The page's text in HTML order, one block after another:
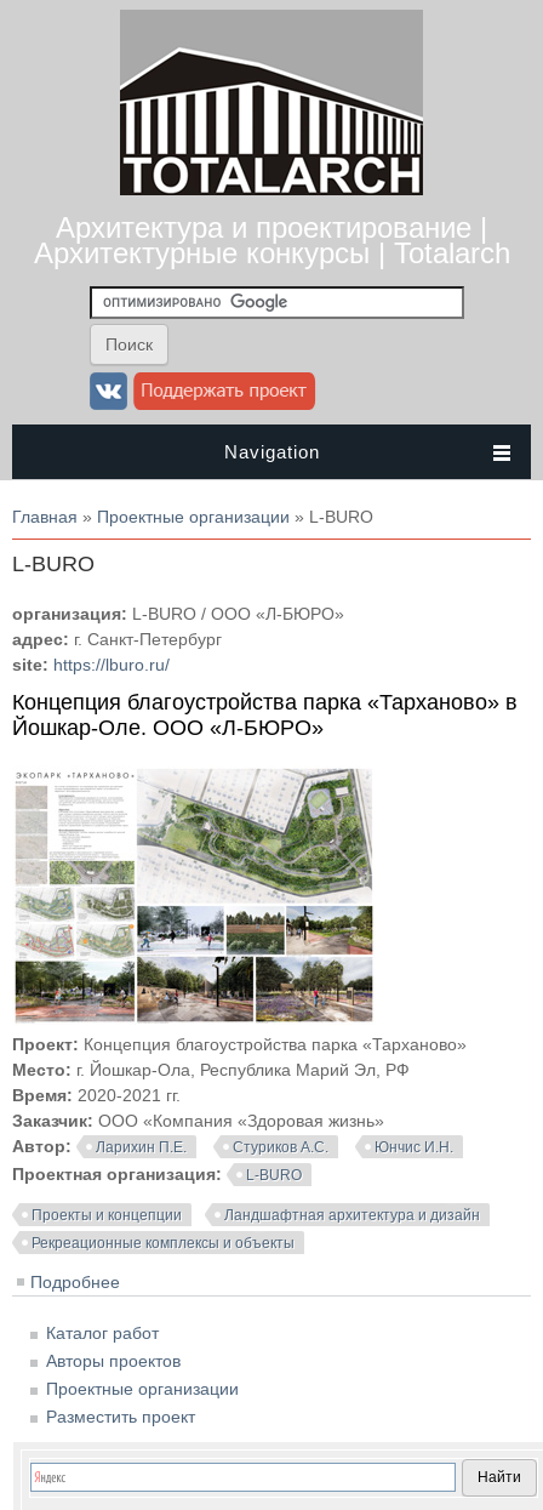
Архитектура и проектирование |
Архитектурные конкурсы | Totalarch
Navigation
Вы здесь
Главная » Проектные организации » L-BURO
L-BURO
организация: L-BURO / ООО «Л-БЮРО»
адрес: г. Санкт-Петербург
site: https://lburo.ru/
Концепция благоустройства парка «Тарханово» в
Йошкар-Оле. ООО «Л-БЮРО»
Проект: Концепция благоустройства парка «Тарханово»
Место: г. Йошкар-Ола, Республика Марий Эл, РФ
Время: 2020-2021 гг.
Заказчик: ООО «Компания «Здоровая жизнь»
Автор:
Ларихин П.Е. Стуриков А.С. Юнчис И.Н.
Проектная организация: L-BURO
Проекты и концепции
Ландшафтная архитектура и дизайн
Рекреационные комплексы и объекты
Подробнее
Каталог работ
Авторы проектов
Проектные организации
Разместить проект